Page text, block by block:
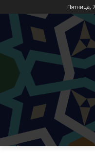
Пятница,